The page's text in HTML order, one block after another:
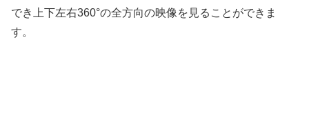
でき上下左右360°の全方向の映像を見ることができま
す。